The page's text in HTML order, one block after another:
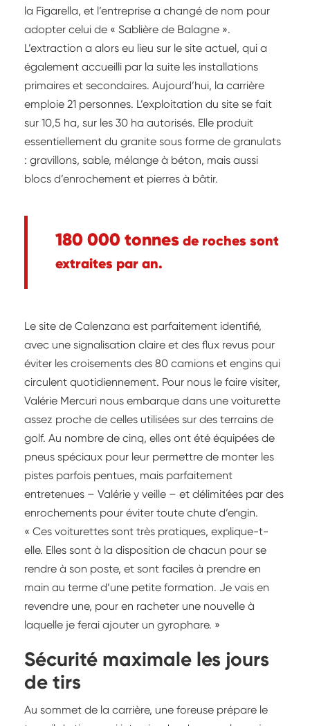
la Figarella, et l’entreprise a changé de nom pour
adopter celui de « Sablière de Balagne ».
L’extraction a alors eu lieu sur le site actuel, qui a
également accueilli par la suite les installations
primaires et secondaires. Aujourd’hui, la carrière
emploie 21 personnes. L’exploitation du site se fait
sur 10,5 ha, sur les 30 ha autorisés. Elle produit
essentiellement du granite sous forme de granulats
: gravillons, sable, mélange à béton, mais aussi
blocs d’enrochement et pierres à bâtir.
180 000 tonnes de roches sont
extraites par an.
Le site de Calenzana est parfaitement identifié,
avec une signalisation claire et des flux revus pour
éviter les croisements des 80 camions et engins qui
circulent quotidiennement. Pour nous le faire visiter,
Valérie Mercuri nous embarque dans une voiturette
assez proche de celles utilisées sur des terrains de
golf. Au nombre de cinq, elles ont été équipées de
pneus spéciaux pour leur permettre de monter les
pistes parfois pentues, mais parfaitement
entretenues – Valérie y veille – et délimitées par des
enrochements pour éviter toute chute d’engin.
« Ces voiturettes sont très pratiques, explique-t-
elle. Elles sont à la disposition de chacun pour se
rendre à son poste, et sont faciles à prendre en
main au terme d’une petite formation. Je vais en
revendre une, pour en racheter une nouvelle à
laquelle je ferai ajouter un gyrophare. »
Sécurité maximale les jours
de tirs
Au sommet de la carrière, une foreuse prépare le